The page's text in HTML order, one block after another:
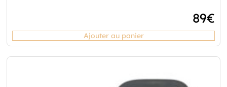
89€
Ajouter au panier